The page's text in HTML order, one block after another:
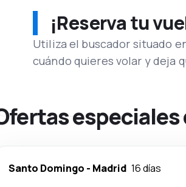
¡Reserva tu
Utiliza el buscador situado
cuándo quieres volar y deja
especiales
Santo Domingo - Madrid 16 días